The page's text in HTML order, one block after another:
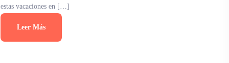
estas vacaciones en […]
Leer Más